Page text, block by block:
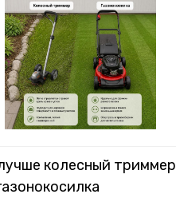
колесный триммер